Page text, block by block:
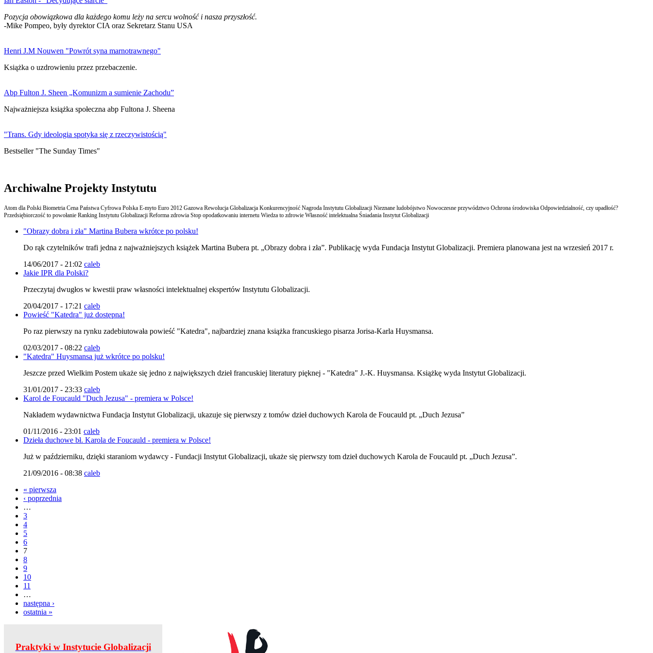
Pozycja obowiązkowa dla każdego komu leży na sercu wolność i nasza przyszłość.
-Mike Pompeo, były dyrektor CIA oraz Sekretarz Stanu USA
Henri J.M Nouwen "Powrót syna marnotrawnego"
Książka o uzdrowieniu przez przebaczenie.
Abp Fulton J. Sheen „Komunizm a sumienie Zachodu”
Najważniejsza książka społeczna abp Fultona J. Sheena
"Trans. Gdy ideologia spotyka się z rzeczywistością"
Bestseller "The Sunday Times"
Archiwalne Projekty Instytutu
Atom dla Polski Biometria Cena Państwa Cyfrowa Polska E-myto Euro 2012 Gazowa Rewolucja Globalizacja Konkurencyjność Nagroda Instytutu Globalizacji Nieznane ludobójstwo Nowoczesne przywództwo Ochrona środowiska Odpowiedzialność, czy upadłość?
Przedsiębiorczość to powołanie Ranking Instytutu Globalizacji Reforma zdrowia Stop opodatkowaniu internetu Wiedza to zdrowie Własność intelektualna Śniadania Instytut Globalizacji
"Obrazy dobra i zła" Martina Bubera wkrótce po polsku!
Do rąk czytelników trafi jedna z najważniejszych książek Martina Bubera pt. „Obrazy dobra i zła”. Publikację wyda Fundacja Instytut Globalizacji. Premiera planowana jest na wrzesień 2017 r.
14/06/2017 - 21:02 caleb
Jakie IPR dla Polski?
Przeczytaj dwugłos w kwestii praw własności intelektualnej ekspertów Instytutu Globalizacji.
20/04/2017 - 17:21 caleb
Powieść "Katedra" już dostępna!
Po raz pierwszy na rynku zadebiutowała powieść "Katedra", najbardziej znana książka francuskiego pisarza Jorisa-Karla Huysmansa.
02/03/2017 - 08:22 caleb
"Katedra" Huysmansa już wkrótce po polsku!
Jeszcze przed Wielkim Postem ukaże się jedno z największych dzieł francuskiej literatury pięknej - "Katedra" J.-K. Huysmansa. Książkę wyda Instytut Globalizacji.
31/01/2017 - 23:33 caleb
Karol de Foucauld "Duch Jezusa" - premiera w Polsce!
Nakładem wydawnictwa Fundacja Instytut Globalizacji, ukazuje się pierwszy z tomów dzieł duchowych Karola de Foucauld pt. „Duch Jezusa”
01/11/2016 - 23:01 caleb
Dzieła duchowe bł. Karola de Foucauld - premiera w Polsce!
Już w październiku, dzięki staraniom wydawcy - Fundacji Instytut Globalizacji, ukaże się pierwszy tom dzieł duchowych Karola de Foucauld pt. „Duch Jezusa”.
21/09/2016 - 08:38 caleb
« pierwsza
‹ poprzednia
…
3
4
5
6
7
8
9
10
11
…
następna ›
ostatnia »
Praktyki w Instytucie Globalizacji